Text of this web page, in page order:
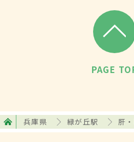
PAGE
兵庫県 緑が丘駅 肝